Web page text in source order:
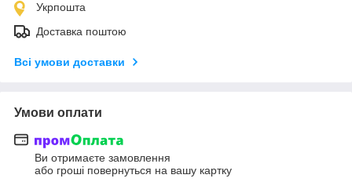
Укрпошта
Доставка поштою
Всі умови доставки
Умови оплати
Ви отримаєте замовлення
або гроші повернуться на вашу картку